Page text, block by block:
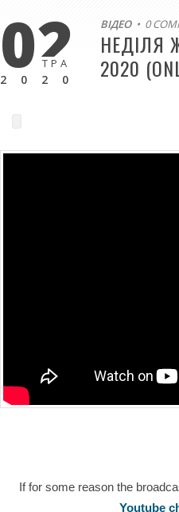
02
ТРА
2020
ВІДЕО• 0
НЕДІЛЯ
2020
If for some reason the
Youtube